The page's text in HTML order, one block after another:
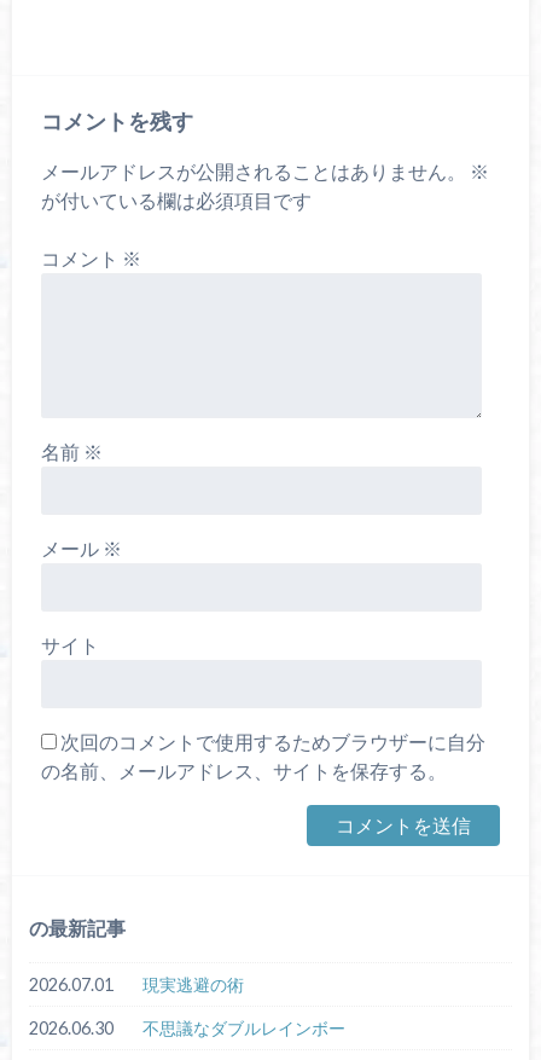
コメントを残す
メールアドレスが公開されることはありません。
※
が付いている欄は必須項目です
コメント ※
名前 ※
メール ※
サイト
次回のコメントで使用するためブラウザーに自分
の名前、メールアドレス、サイトを保存する。
の最新記事
2026.07.01 現実逃避の術
2026.06.30 不思議なダブルレインボー